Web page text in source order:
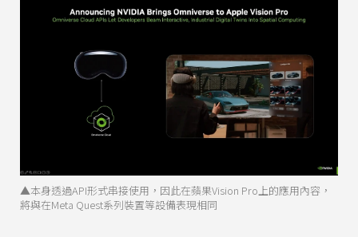
▲本身透過API形式串接使用，因此在蘋果Vision Pro上的應用內容，
將與在Meta Quest系列裝置等設備表現相同